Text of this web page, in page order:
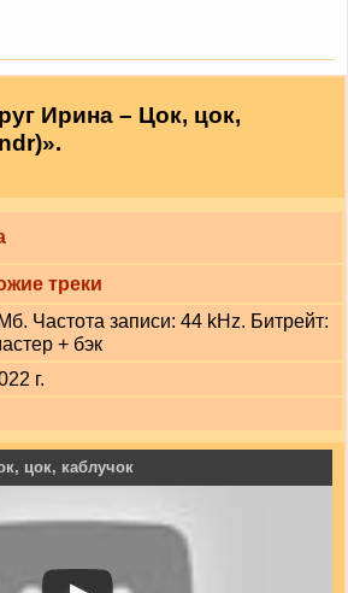
Ирина – Цок, цок,
треки
Частота записи: 44 kHz. Битрейт:
+ бэк
г.
цок, каблучок